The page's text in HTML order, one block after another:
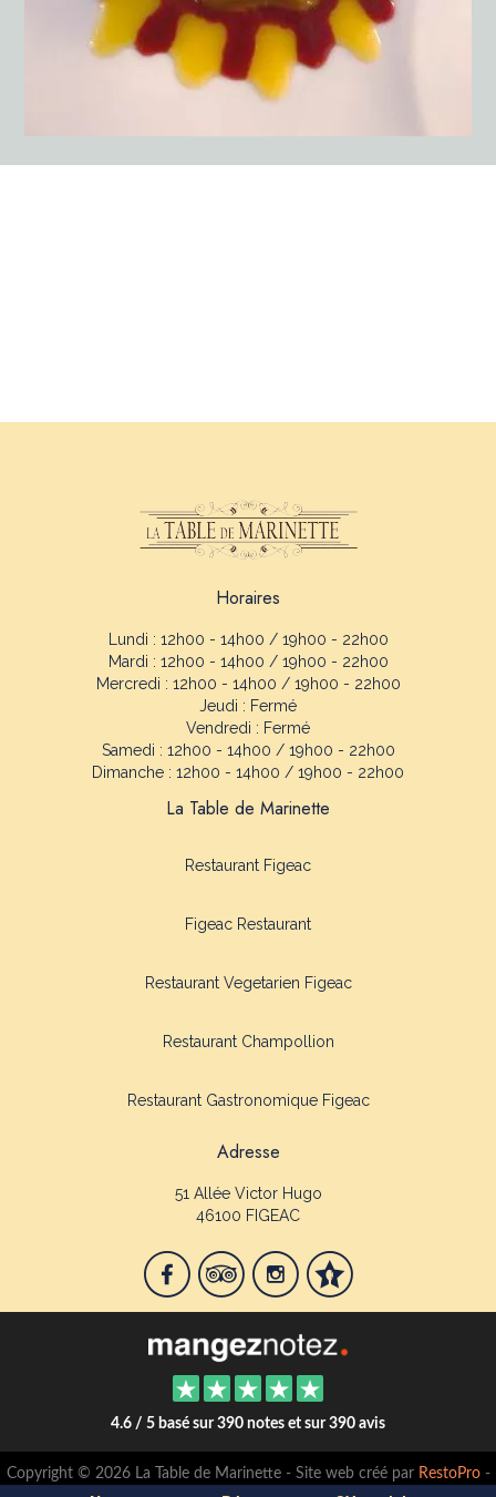
Horaires
Lundi : 12h00 - 14h00 / 19h00 - 22h00
Mardi : 12h00 - 14h00 / 19h00 - 22h00
Mercredi : 12h00 - 14h00 / 19h00 - 22h00
Jeudi : Fermé
Vendredi : Fermé
Samedi : 12h00 - 14h00 / 19h00 - 22h00
Dimanche : 12h00 - 14h00 / 19h00 - 22h00
La Table de Marinette
Restaurant Figeac
Figeac Restaurant
Restaurant Vegetarien Figeac
Restaurant Champollion
Restaurant Gastronomique Figeac
Adresse
51 Allée Victor Hugo
46100 FIGEAC
4.6 / 5 basé sur 390 notes et sur 390 avis
Copyright © 2026 La Table de Marinette - Site web créé par RestoPro-